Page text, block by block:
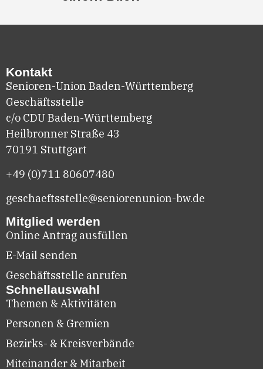
Kontakt
Senioren-Union Baden-Württemberg
Geschäftsstelle
c/o CDU Baden-Württemberg
Heilbronner Straße 43
70191 Stuttgart
+49 (0)711 80607480
geschaeftsstelle@seniorenunion-bw.de
Mitglied werden
Online Antrag ausfüllen
E-Mail senden
Geschäftsstelle anrufen
Schnellauswahl
Themen & Aktivitäten
Personen & Gremien
Bezirks- & Kreisverbände
Miteinander & Mitarbeit